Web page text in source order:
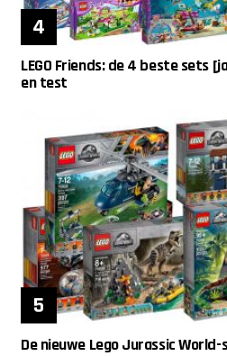
LEGO Friends: de 4 beste sets
en test
De nieuwe Lego Jurassic